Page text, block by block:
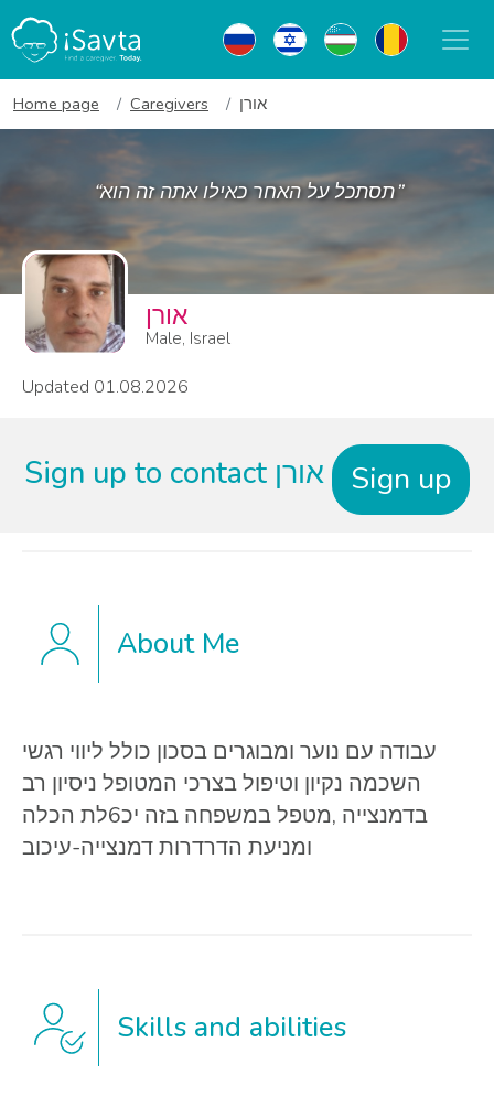
Home page Caregivers אורן
“תסתכל על האחר כאילו אתה זה הוא”
אורן
Male, Israel
Updated 01.08.2026
Sign up
About Me
עבודה עם נוער ומבוגרים בסכון כולל ליווי רגשי
השכמה נקיון וטיפול בצרכי המטופל ניסיון רב
בדמנצייה ,מטפל במשפחה בזה יכ6לת הכלה
ומניעת הדרדרות דמנצייה-עיכוב
Skills and abilities